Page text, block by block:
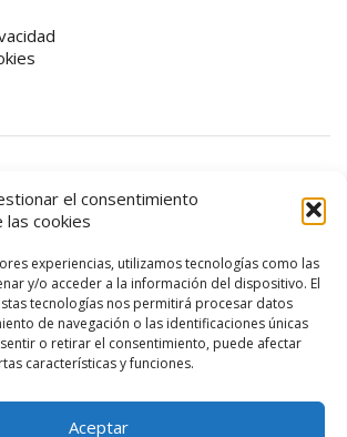
el consentimiento
las cookies
experiencias, utilizamos tecnologías como las
y/o acceder a la información del dispositivo. El
tecnologías nos permitirá procesar datos
de navegación o las identificaciones únicas
o retirar el consentimiento, puede afectar
características y funciones.
Aceptar